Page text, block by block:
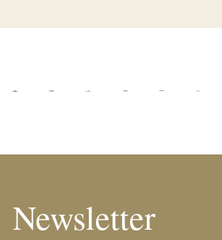
Newsletter